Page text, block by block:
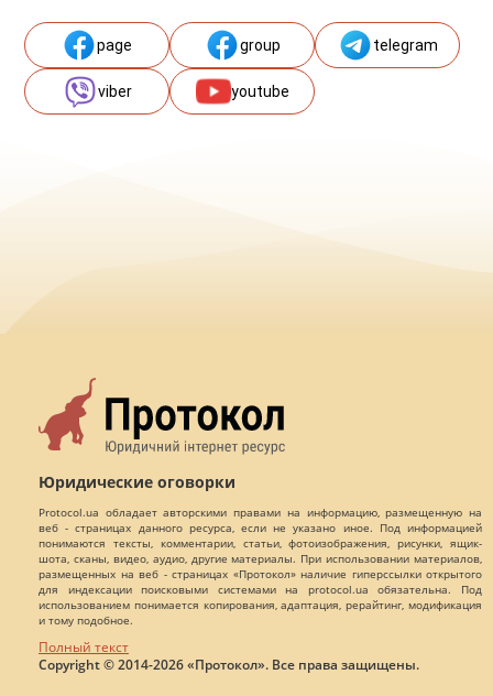
page group telegram
viber youtube
Юридические оговорки
Protocol.ua обладает авторскими правами на информацию, размещенную на
веб - страницах данного ресурса, если не указано иное. Под информацией
понимаются тексты, комментарии, статьи, фотоизображения, рисунки, ящик-
шота, сканы, видео, аудио, другие материалы. При использовании материалов,
размещенных на веб - страницах «Протокол» наличие гиперссылки открытого
для индексации поисковыми системами на protocol.ua обязательна. Под
использованием понимается копирования, адаптация, рерайтинг, модификация
и тому подобное.
Полный текст
Copyright © 2014-2026 «Протокол». Все права защищены.